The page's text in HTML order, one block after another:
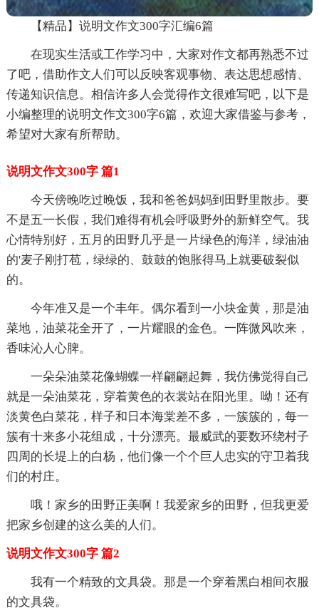
【精品】说明文作文300字汇编6篇
在现实生活或工作学习中，大家对作文都再熟悉不过
了吧，借助作文人们可以反映客观事物、表达思想感情、
传递知识信息。相信许多人会觉得作文很难写吧，以下是
小编整理的说明文作文300字6篇，欢迎大家借鉴与参考，
希望对大家有所帮助。
说明文作文300字 篇1
今天傍晚吃过晚饭，我和爸爸妈妈到田野里散步。要
不是五一长假，我们难得有机会呼吸野外的新鲜空气。我
心情特别好，五月的田野几乎是一片绿色的海洋，绿油油
的'麦子刚打苞，绿绿的、鼓鼓的饱胀得马上就要破裂似
的。
今年准又是一个丰年。偶尔看到一小块金黄，那是油
菜地，油菜花全开了，一片耀眼的金色。一阵微风吹来，
香味沁人心脾。
一朵朵油菜花像蝴蝶一样翩翩起舞，我仿佛觉得自己
就是一朵油菜花，穿着黄色的衣裳站在阳光里。呦！还有
淡黄色白菜花，样子和日本海棠差不多，一簇簇的，每一
簇有十来多小花组成，十分漂亮。最威武的要数环绕村子
四周的长堤上的白杨，他们像一个个巨人忠实的守卫着我
们的村庄。
哦！家乡的田野正美啊！我爱家乡的田野，但我更爱
把家乡创建的这么美的人们。
说明文作文300字 篇2
我有一个精致的文具袋。那是一个穿着黑白相间衣服
的文具袋。